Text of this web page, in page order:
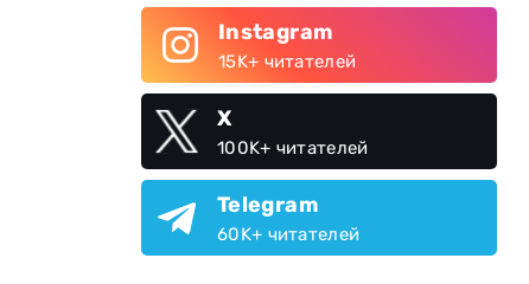
Instagram
15K+ читателей
X
100K+ читателей
Telegram
60K+ читателей